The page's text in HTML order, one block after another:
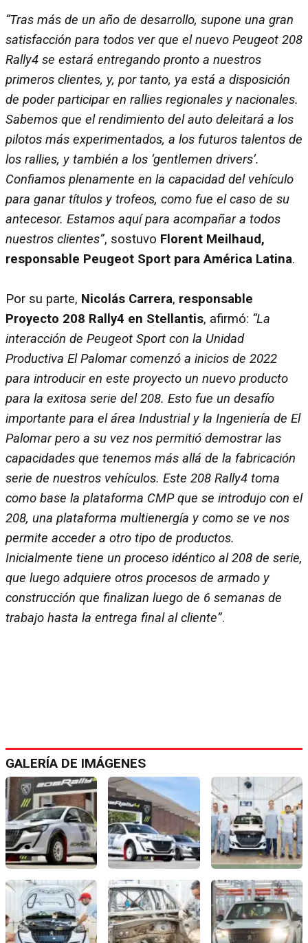
“Tras más de un año de desarrollo, supone una gran
satisfacción para todos ver que el nuevo Peugeot 208
Rally4 se estará entregando pronto a nuestros
primeros clientes, y, por tanto, ya está a disposición
de poder participar en rallies regionales y nacionales.
Sabemos que el rendimiento del auto deleitará a los
pilotos más experimentados, a los futuros talentos de
los rallies, y también a los ‘gentlemen drivers’.
Confiamos plenamente en la capacidad del vehículo
para ganar títulos y trofeos, como fue el caso de su
antecesor. Estamos aquí para acompañar a todos
nuestros clientes”, sostuvo Florent Meilhaud,
responsable Peugeot Sport para América Latina.
Por su parte, Nicolás Carrera, responsable
Proyecto 208 Rally4 en Stellantis, afirmó: “La
interacción de Peugeot Sport con la Unidad
Productiva El Palomar comenzó a inicios de 2022
para introducir en este proyecto un nuevo producto
para la exitosa serie del 208. Esto fue un desafío
importante para el área Industrial y la Ingeniería de El
Palomar pero a su vez nos permitió demostrar las
capacidades que tenemos más allá de la fabricación
serie de nuestros vehículos. Este 208 Rally4 toma
como base la plataforma CMP que se introdujo con el
208, una plataforma multienergía y como se ve nos
permite acceder a otro tipo de productos.
Inicialmente tiene un proceso idéntico al 208 de serie,
que luego adquiere otros procesos de armado y
construcción que finalizan luego de 6 semanas de
trabajo hasta la entrega final al cliente”.
GALERÍA DE IMÁGENES